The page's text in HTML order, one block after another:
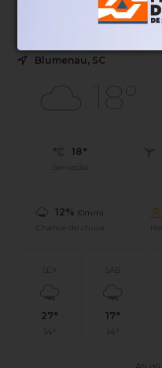
Blumenau, SC
18°
18°
Sensação
12% (0mm)
Chance de chuva
SEX
27°
14°
SÁB
17°
14°